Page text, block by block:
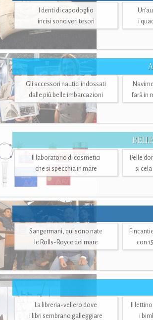
I denti di capodoglio
incisi sono veri tesori
i
Gli accessori nautici indossati
dalle più belle imbarcazioni
farà in
Il laboratorio di cosmetici
che si specchia in mare
Pelle
si
Sangermani, qui sono nate
le Rolls-Royce del mare
con
La libreria-veliero dove
i libri sembrano galleggiare
Il
i